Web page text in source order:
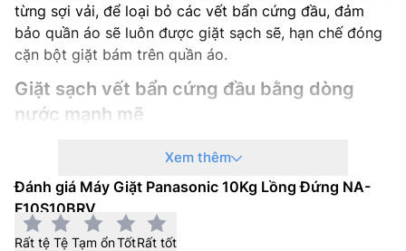
từng sợi vải, để loại bỏ các vết bẩn cứng đầu, đảm
bảo quần áo sẽ luôn được giặt sạch sẽ, hạn chế đóng
cặn bột giặt bám trên quần áo.
Giặt sạch vết bẩn cứng đầu bằng dòng
nước mạnh mẽ
Hiệu quả giặt sạch được tạo ra thông qua một hệ
với chức năng xoay đảo kết hợp lực xoáy mạnh và
yếu luân phiên. Dòng nước động này tạo ra chức năng
giặt kiểu chà hiệu quả để loại bỏ vết bẩn hiệu quả hơn.
Xem thêm
Đánh giá Máy Giặt Panasonic 10Kg Lồng Đứng NA-
F10S10BRV
Rất tệ Tệ Tạm ổnTốtRất tốt